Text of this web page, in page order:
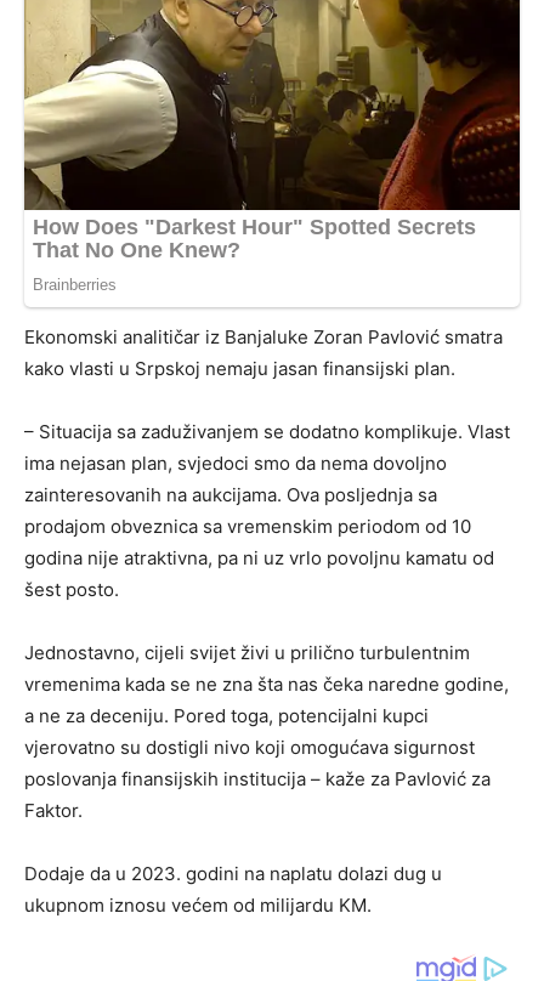
Ekonomski analitičar iz Banjaluke Zoran Pavlović smatra
kako vlasti u Srpskoj nemaju jasan finansijski plan.
– Situacija sa zaduživanjem se dodatno komplikuje. Vlast
ima nejasan plan, svjedoci smo da nema dovoljno
zainteresovanih na aukcijama. Ova posljednja sa
prodajom obveznica sa vremenskim periodom od 10
godina nije atraktivna, pa ni uz vrlo povoljnu kamatu od
šest posto.
Jednostavno, cijeli svijet živi u prilično turbulentnim
vremenima kada se ne zna šta nas čeka naredne godine,
a ne za deceniju. Pored toga, potencijalni kupci
vjerovatno su dostigli nivo koji omogućava sigurnost
poslovanja finansijskih institucija – kaže za Pavlović za
Faktor.
Dodaje da u 2023. godini na naplatu dolazi dug u
ukupnom iznosu većem od milijardu KM.